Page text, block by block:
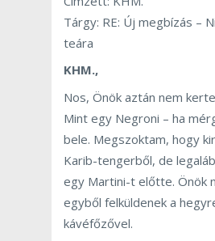
Tárgy: RE: Új megbízás –
teára
KHM.,
Nos, Önök aztán nem
Mint egy Negroni – ha
bele. Megszoktam, hogy
Karib-tengerből, de
egy Martini-t előtte. Önök
egyből felküldenek a
kávéfőzővel.